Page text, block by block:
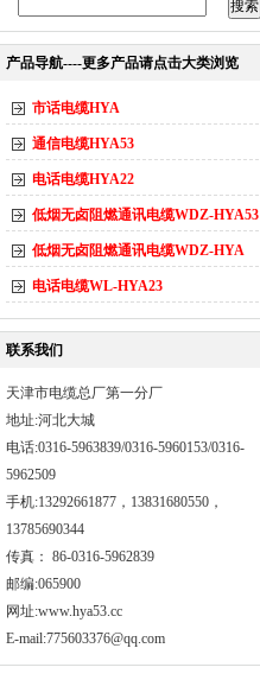
产品导航----更多产品请点击大类浏览
市话电缆HYA
通信电缆HYA53
电话电缆HYA22
低烟无卤阻燃通讯电缆WDZ-HYA53
低烟无卤阻燃通讯电缆WDZ-HYA
电话电缆WL-HYA23
联系我们
天津市电缆总厂第一分厂
地址:河北大城
电话:0316-5963839/0316-5960153/0316-
5962509
手机:13292661877，13831680550，
13785690344
传真： 86-0316-5962839
邮编:065900
网址:www.hya53.cc
E-mail:775603376@qq.com